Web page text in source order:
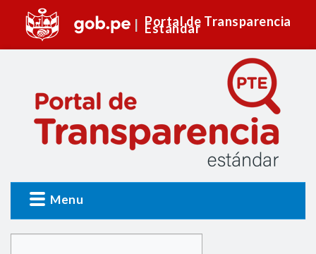
Portal de Transparencia
Estándar
Menu